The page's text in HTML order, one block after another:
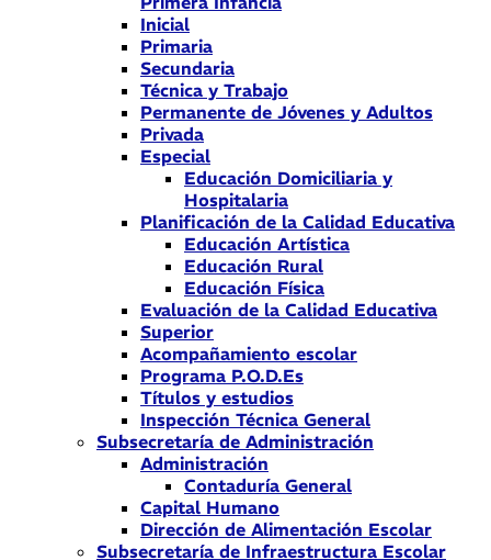
Inicial
Primaria
Secundaria
Técnica y Trabajo
Permanente de Jóvenes y Adultos
Privada
Especial
Educación Domiciliaria y
Hospitalaria
Planificación de la Calidad Educativa
Educación Artística
Educación Rural
Educación Física
Evaluación de la Calidad Educativa
Superior
Acompañamiento escolar
Programa P.O.D.Es
Títulos y estudios
Inspección Técnica General
Subsecretaría de Administración
Administración
Contaduría General
Capital Humano
Dirección de Alimentación Escolar
Subsecretaría de Infraestructura Escolar